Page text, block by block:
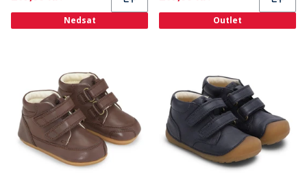
Nedsat Outlet